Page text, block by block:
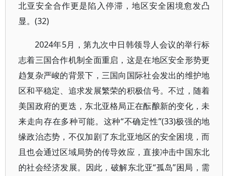
北亚安全合作更是陷入停滞，地区安全困境愈发凸
显。(32)
2024年5月，第九次中日韩领导人会议的举行标
志着三国合作机制全面重启，这是在地区安全形势更
趋复杂严峻的背景下，三国向国际社会发出的维护地
区和平稳定、追求发展繁荣的积极信号。不过，随着
美国政府的更迭，东北亚格局正在酝酿新的变化，未
来走向存在多种可能。这种“不确定性”(33)极强的地
缘政治态势，不仅加剧了东北亚地区的安全困境，而
且也会通过区域局势的传导效应，直接冲击中国东北
的社会经济发展。因此，破解东北亚“孤岛”困局，需